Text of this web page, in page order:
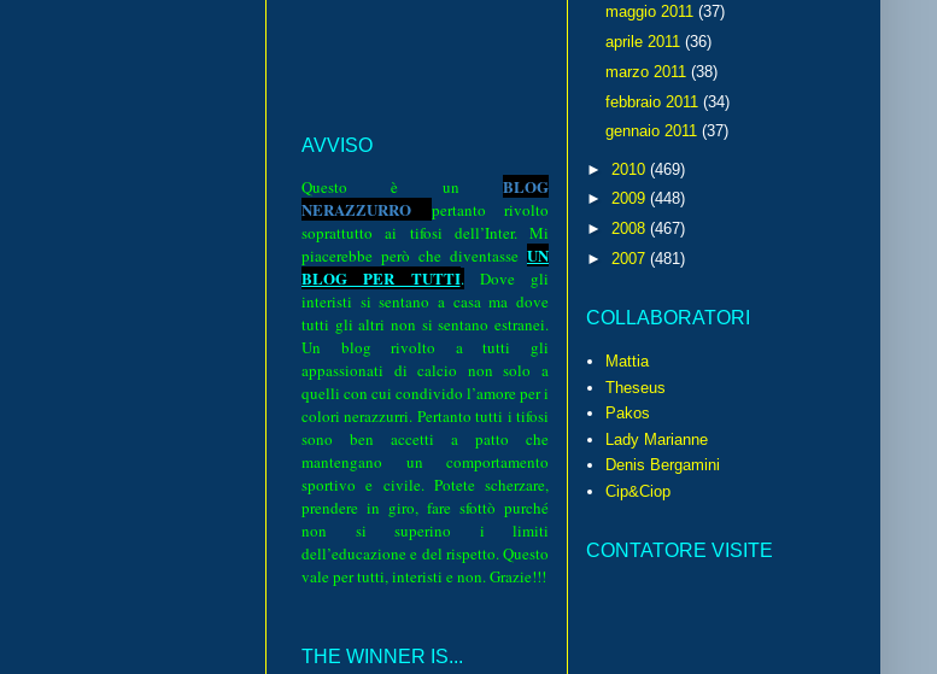
AVVISO
Questo è un BLOG
NERAZZURRO pertanto rivolto
soprattutto ai tifosi dell’Inter. Mi
piacerebbe però che diventasse UN
BLOG PER TUTTI.
Dove gli
interisti si sentano a casa ma dove
tutti gli altri non si sentano estranei.
Un blog rivolto a tutti gli
appassionati di calcio non solo a
quelli con cui condivido l’amore per i
colori nerazzurri. Pertanto tutti i tifosi
sono ben accetti a patto che
mantengano un comportamento
sportivo e civile. Potete scherzare,
prendere in giro, fare sfottò purché
non si superino i limiti
dell’educazione e del rispetto. Questo
vale per tutti, interisti e non. Grazie!!!
THE WINNER IS...
maggio 2011 (37)
aprile 2011 (36)
marzo 2011 (38)
febbraio 2011 (34)
gennaio 2011 (37)
► 2010 (469)
► 2009 (448)
► 2008 (467)
► 2007 (481)
COLLABORATORI
Mattia
Theseus
Pakos
Lady Marianne
Denis Bergamini
Cip&Ciop
CONTATORE VISITE